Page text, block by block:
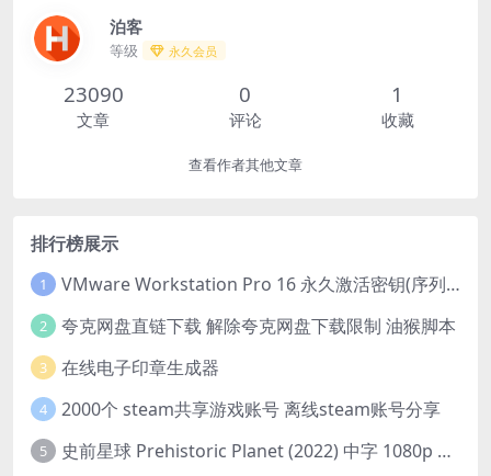
泊客
等级 永久会员
23090
文章
0
评论
1
收藏
查看作者其他文章
排行榜展示
1 VMware Workstation Pro 16 永久激活密钥(序列号)
2 夸克网盘直链下载 解除夸克网盘下载限制 油猴脚本
3 在线电子印章生成器
4 2000个 steam共享游戏账号 离线steam账号分享
5 史前星球 Prehistoric Planet (2022) 中字 1080p 高清 阿里云盘 2022.5.27已更新全集